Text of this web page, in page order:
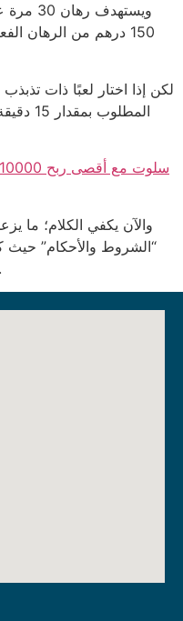
والآن يكفي الكلام؛ ما
النص كأنك تحل لغز شيفرة عسكرية.